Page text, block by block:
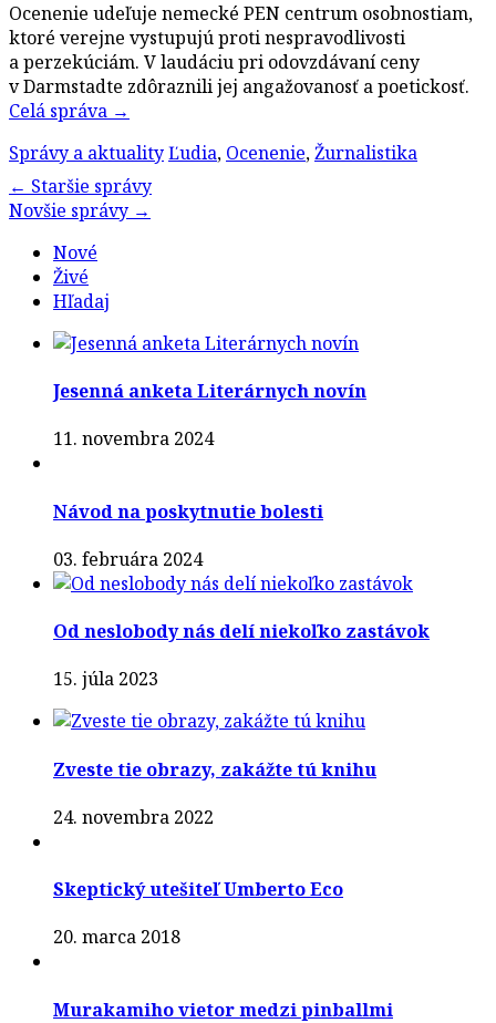
Ocenenie udeľuje nemecké PEN centrum osobnostiam,
ktoré verejne vystupujú proti nespravodlivosti
a perzekúciám. V laudáciu pri odovzdávaní ceny
v Darmstadte zdôraznili jej angažovanosť a poetickosť.
Celá správa →
Správy a aktualityĽudia, Ocenenie,Žurnalistika
Post
navigation
← Staršie správy
Novšie správy →
Nové
Živé
Hľadaj
Jesenná anketa Literárnych novín
11. novembra 2024
Návod na poskytnutie bolesti
03. februára 2024
Od neslobody nás delí niekoľko zastávok
15. júla 2023
Zveste tie obrazy, zakážte tú knihu
24. novembra 2022
Skeptický utešiteľ Umberto Eco
20. marca 2018
Murakamiho vietor medzi pinballmi